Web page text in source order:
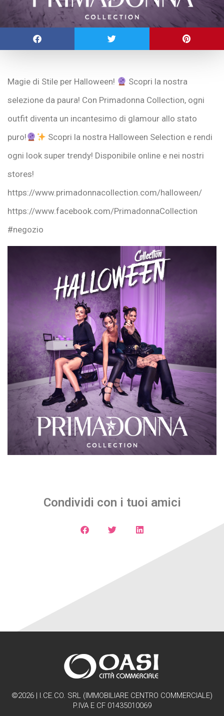
Magie di Stile per Halloween!
Scopri la nostra
selezione da paura! Con Primadonna Collection, ogni
outfit diventa un incantesimo di glamour allo stato
puro!
Scopri la nostra Halloween Selection e rendi
ogni look super trendy! Disponibile online e nei nostri
stores!
https://www.primadonnacollection.com/halloween/
https://www.facebook.com/PrimadonnaCollection
#negozio
Condividi con i tuoi amici
©2026 | I.CE.CO. SRL (IMMOBILIARE CENTRO COMMERCIALE)
P.IVA E CF 01435010069